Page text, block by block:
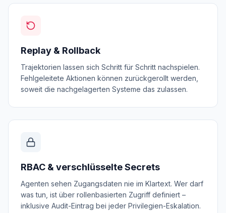
Replay & Rollback
Trajektorien lassen sich Schritt für Schritt nachspielen.
Fehlgeleitete Aktionen können zurückgerollt werden,
soweit die nachgelagerten Systeme das zulassen.
RBAC & verschlüsselte Secrets
Agenten sehen Zugangsdaten nie im Klartext. Wer darf
was tun, ist über rollenbasierten Zugriff definiert –
inklusive Audit-Eintrag bei jeder Privilegien-Eskalation.